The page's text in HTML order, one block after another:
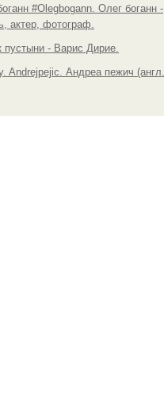
#Olegbogann. Олег боганн -
актер, фотограф.
пустыни - Варис Дирие.
Andrejpejic. Андреа пежич (англ.